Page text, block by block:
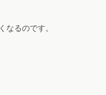
なるのです。